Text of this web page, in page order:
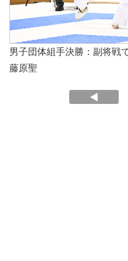
男子団体組手決勝：副将戦
藤原聖